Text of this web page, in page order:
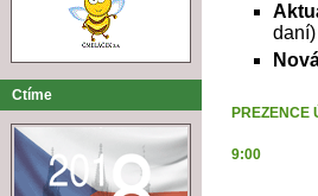
Ctíme
daní)
PREZENCE
9:00